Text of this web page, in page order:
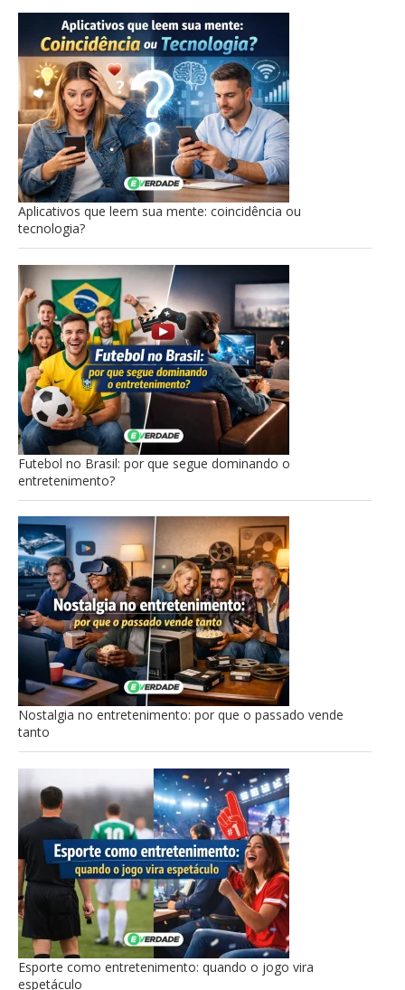
Aplicativos que leem sua mente: coincidência ou
tecnologia?
Futebol no Brasil: por que segue dominando o
entretenimento?
Nostalgia no entretenimento: por que o passado vende
tanto
Esporte como entretenimento: quando o jogo vira
espetáculo